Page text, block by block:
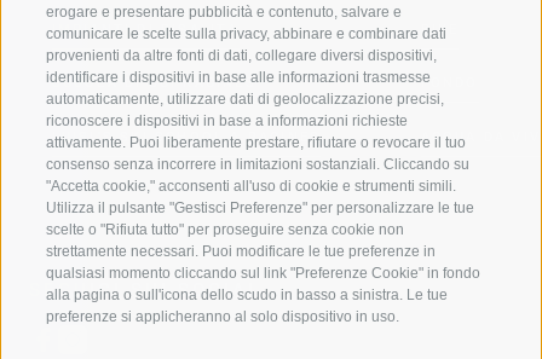
erogare e presentare pubblicità e contenuto, salvare e
comunicare le scelte sulla privacy, abbinare e combinare dati
provenienti da altre fonti di dati, collegare diversi dispositivi,
identificare i dispositivi in base alle informazioni trasmesse
automaticamente, utilizzare dati di geolocalizzazione precisi,
riconoscere i dispositivi in base a informazioni richieste
attivamente. Puoi liberamente prestare, rifiutare o revocare il tuo
consenso senza incorrere in limitazioni sostanziali. Cliccando su
"Accetta cookie," acconsenti all'uso di cookie e strumenti simili.
Utilizza il pulsante "Gestisci Preferenze" per personalizzare le tue
scelte o "Rifiuta tutto" per proseguire senza cookie non
strettamente necessari. Puoi modificare le tue preferenze in
qualsiasi momento cliccando sul link "Preferenze Cookie" in fondo
alla pagina o sull'icona dello scudo in basso a sinistra. Le tue
preferenze si applicheranno al solo dispositivo in uso.
IMPIANTI DI RISALITA
SCUOLA DI SCI RACINES
LUISL'S SKI SCHOOL A RACINES
BIKE
FONDO
ACQUA DA
SEGUICI SUI SOCIAL